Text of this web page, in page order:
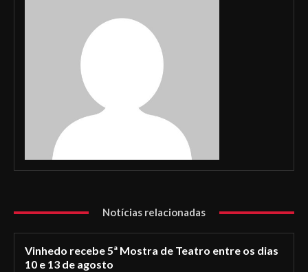
Notícias relacionadas
Vinhedo recebe 5ª Mostra de Teatro entre os dias
10 e 13 de agosto